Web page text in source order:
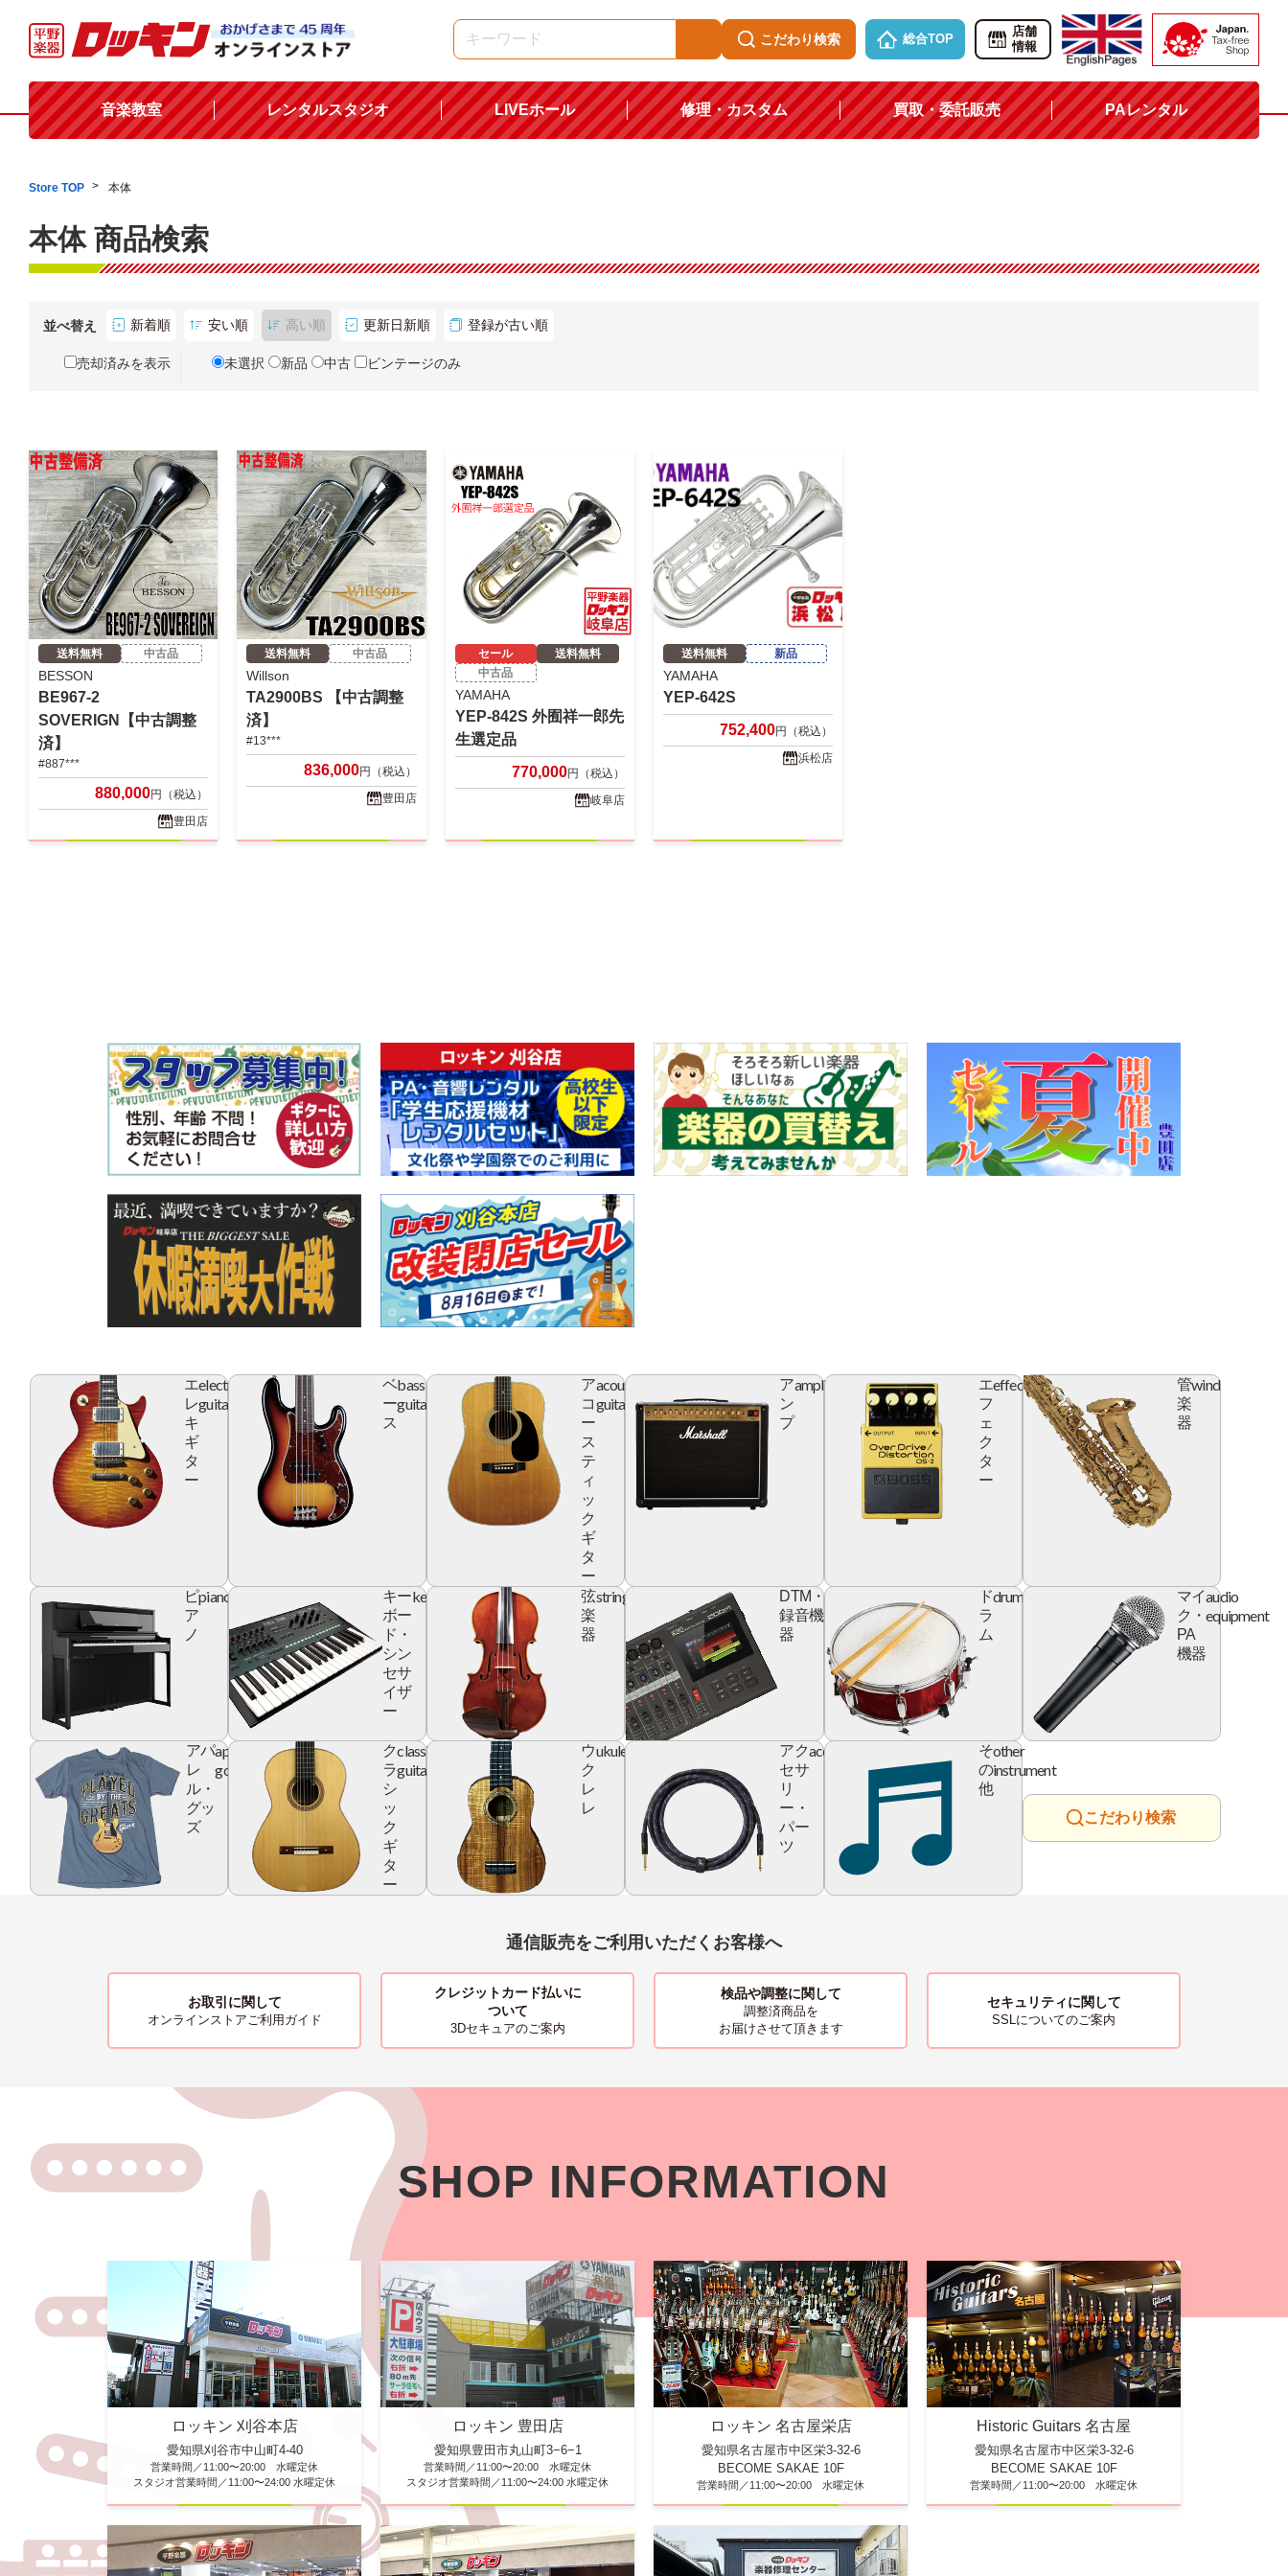
こだわり検索 総合TOP
店舗
情報
音楽教室 レンタルスタジオ LIVEホール 修理・カスタム 買取・委託販売 PAレンタル
Store TOP 本体
本体 商品検索
並べ替え 新着順 安い順 高い順 更新日新順 登録が古い順
売却済みを表示 未選択 新品 中古 ビンテージのみ
送料無料 中古品
BESSON
BE967-2
SOVERIGN【中古調整
済】
#887***
880,000円（税込）
豊田店
送料無料 中古品
Willson
TA2900BS 【中古調整
済】
#13***
836,000円（税込）
豊田店
セール
送料無料
中古品
YAMAHA
YEP-842S 外囿祥一郎先
生選定品
770,000円（税込）
岐阜店
送料無料 新品
YAMAHA
YEP-642S
752,400円（税込）
浜松店
エ
レ
キ
ギ
タ
ー
electric
guitar
ベ
ー
ス
bass
guitar
ア
コ
ー
ス
テ
ィ
ッ
ク
ギ
タ
ー
acoustic
guitar
ア
ン
プ
amplifier
エ
フ
ェ
ク
タ
ー
effector
管
楽
器
wind
ピ
ア
ノ
piano
キー
ボー
ド・
シン
セサ
イザ
ー
keyboard
弦
楽
器
string
DTM・
録音機
器
digital
device
ド
ラ
ム
drum
マイ
ク・
PA
機器
audio
equipment
アパ
レ
ル・
グッ
ズ
apparel
goods
ク
ラ
シ
ッ
ク
ギ
タ
ー
classic
guitar
ウ
ク
レ
レ
ukulele
アク
セサ
リ
ー・
パー
ツ
accessory
そ
の
他
other
instrument
こだわり検索
通信販売をご利用いただくお客様へ
お取引に関して
オンラインストアご利用ガイド
クレジットカード払いに
ついて
3Dセキュアのご案内
検品や調整に関して
調整済商品を
お届けさせて頂きます
セキュリティに関して
SSLについてのご案内
SHOP INFORMATION
ロッキン 刈谷本店
愛知県刈谷市中山町4-40
営業時間／11:00〜20:00 水曜定休
スタジオ営業時間／11:00〜24:00 水曜定休
ロッキン 豊田店
愛知県豊田市丸山町3−6−1
営業時間／11:00〜20:00 水曜定休
スタジオ営業時間／11:00〜24:00 水曜定休
ロッキン 名古屋栄店
愛知県名古屋市中区栄3-32-6
BECOME SAKAE 10F
営業時間／11:00〜20:00 水曜定休
Historic Guitars 名古屋
愛知県名古屋市中区栄3-32-6
BECOME SAKAE 10F
営業時間／11:00〜20:00 水曜定休